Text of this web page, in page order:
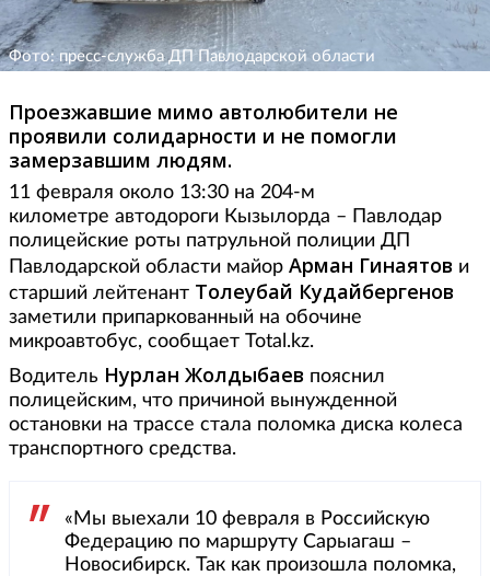
Фото: пресс-служба ДП Павлодарской области
Проезжавшие мимо автолюбители не
проявили солидарности и не помогли
замерзавшим людям.
11 февраля около 13:30 на 204-м
километре автодороги Кызылорда – Павлодар
полицейские роты патрульной полиции ДП
Павлодарской области майор Арман Гинаятов и
старший лейтенант Толеубай Кудайбергенов
заметили припаркованный на обочине
микроавтобус, сообщает Total.kz.
Водитель Нурлан Жолдыбаев пояснил
полицейским, что причиной вынужденной
остановки на трассе стала поломка диска колеса
транспортного средства.
«Мы выехали 10 февраля в Российскую
Федерацию по маршруту Сарыагаш –
Новосибирск. Так как произошла поломка,